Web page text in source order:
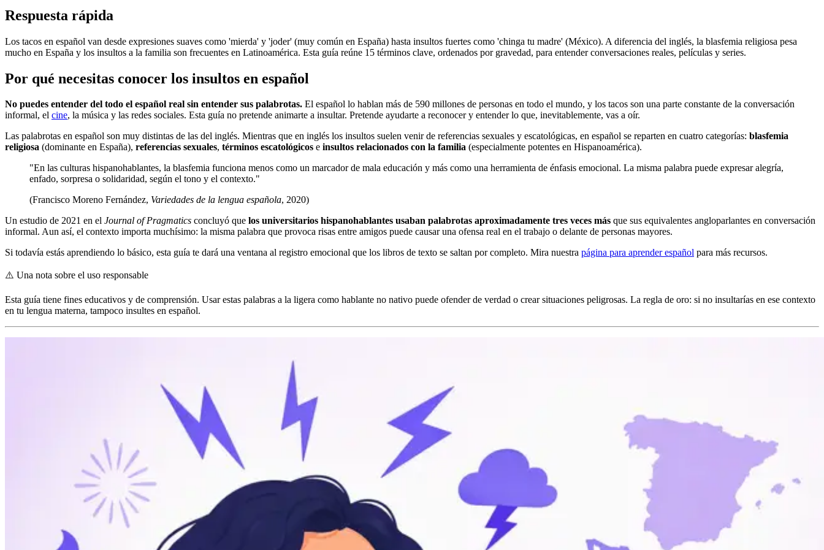
Respuesta rápida
Los tacos en español van desde expresiones suaves como 'mierda' y 'joder' (muy común en España) hasta insultos fuertes como 'chinga tu madre' (México). A diferencia del inglés, la blasfemia religiosa pesa
mucho en España y los insultos a la familia son frecuentes en Latinoamérica. Esta guía reúne 15 términos clave, ordenados por gravedad, para entender conversaciones reales, películas y series.
Por qué necesitas conocer los insultos en español
No puedes entender del todo el español real sin entender sus palabrotas. El español lo hablan más de 590 millones de personas en todo el mundo, y los tacos son una parte constante de la conversación
informal, el cine, la música y las redes sociales. Esta guía no pretende animarte a insultar. Pretende ayudarte a reconocer y entender lo que, inevitablemente, vas a oír.
Las palabrotas en español son muy distintas de las del inglés. Mientras que en inglés los insultos suelen venir de referencias sexuales y escatológicas, en español se reparten en cuatro categorías: blasfemia
religiosa (dominante en España), referencias sexuales, términos escatológicos e insultos relacionados con la familia (especialmente potentes en Hispanoamérica).
"En las culturas hispanohablantes, la blasfemia funciona menos como un marcador de mala educación y más como una herramienta de énfasis emocional. La misma palabra puede expresar alegría,
enfado, sorpresa o solidaridad, según el tono y el contexto."
(Francisco Moreno Fernández, Variedades de la lengua española, 2020)
Un estudio de 2021 en el Journal of Pragmatics concluyó que los universitarios hispanohablantes usaban palabrotas aproximadamente tres veces más que sus equivalentes angloparlantes en conversación
informal. Aun así, el contexto importa muchísimo: la misma palabra que provoca risas entre amigos puede causar una ofensa real en el trabajo o delante de personas mayores.
Si todavía estás aprendiendo lo básico, esta guía te dará una ventana al registro emocional que los libros de texto se saltan por completo. Mira nuestra página para aprender español para más recursos.
⚠️ Una nota sobre el uso responsable
Esta guía tiene fines educativos y de comprensión. Usar estas palabras a la ligera como hablante no nativo puede ofender de verdad o crear situaciones peligrosas. La regla de oro: si no insultarías en ese contexto
en tu lengua materna, tampoco insultes en español.